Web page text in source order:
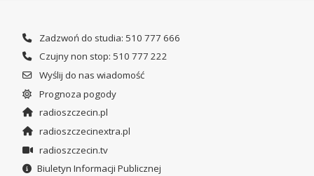
Zadzwoń do studia: 510 777 666
Czujny non stop: 510 777 222
Wyślij do nas wiadomość
Prognoza pogody
radioszczecin.pl
radioszczecinextra.pl
radioszczecin.tv
Biuletyn Informacji Publicznej